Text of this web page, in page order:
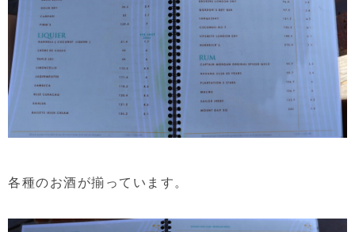
各種のお酒が揃っています。